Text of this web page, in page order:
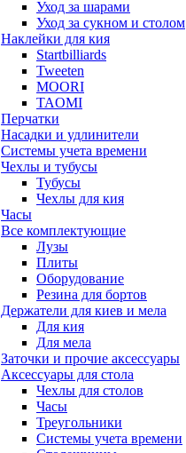
Уход за шарами
Уход за сукном и столом
Наклейки для кия
Startbilliards
Tweeten
MOORI
TAOMI
Перчатки
Насадки и удлинители
Системы учета времени
Чехлы и тубусы
Тубусы
Чехлы для кия
Часы
Все комплектующие
Лузы
Плиты
Оборудование
Резина для бортов
Держатели для киев и мела
Для кия
Для мела
Заточки и прочие аксессуары
Аксессуары для стола
Чехлы для столов
Часы
Треугольники
Системы учета времени